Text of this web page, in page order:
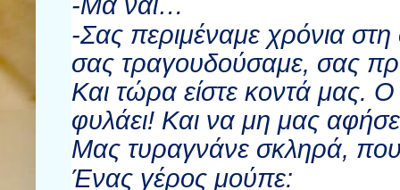
-Σας περιμέναμε χρόνια
σας τραγουδούσαμε, σας
Και τώρα είστε κοντά μας.
φυλάει! Και να μη μας
Μας τυραγνάνε σκληρά,
Ένας γέρος μούπε: